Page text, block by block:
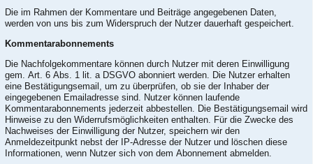
Die im Rahmen der Kommentare und Beiträge angegebenen Daten,
werden von uns bis zum Widerspruch der Nutzer dauerhaft gespeichert.
Kommentarabonnements
Die Nachfolgekommentare können durch Nutzer mit deren Einwilligung
gem. Art. 6 Abs. 1 lit. a DSGVO abonniert werden. Die Nutzer erhalten
eine Bestätigungsemail, um zu überprüfen, ob sie der Inhaber der
eingegebenen Emailadresse sind. Nutzer können laufende
Kommentarabonnements jederzeit abbestellen. Die Bestätigungsemail wird
Hinweise zu den Widerrufsmöglichkeiten enthalten. Für die Zwecke des
Nachweises der Einwilligung der Nutzer, speichern wir den
Anmeldezeitpunkt nebst der IP-Adresse der Nutzer und löschen diese
Informationen, wenn Nutzer sich von dem Abonnement abmelden.